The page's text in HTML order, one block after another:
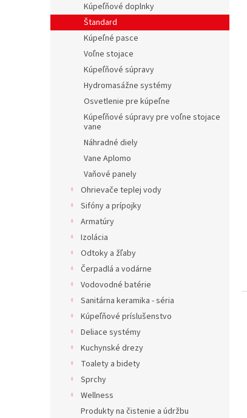
Kúpeľňové doplnky
Štandard
Kúpeľné pasce
Voľne stojace
Kúpeľňové súpravy
Hydromasážne systémy
Osvetlenie pre kúpeľne
Kúpeľňové súpravy pre voľne stojace
vane
Náhradné diely
Vane Aplomo
Vaňové panely
Ohrievače teplej vody
Sifóny a prípojky
Armatúry
Izolácia
Odtoky a žľaby
Čerpadlá a vodárne
Vodovodné batérie
Sanitárna keramika - séria
Kúpeľňové príslušenstvo
Deliace systémy
Kuchynské drezy
Toalety a bidety
Sprchy
Wellness
Produkty na čistenie a údržbu